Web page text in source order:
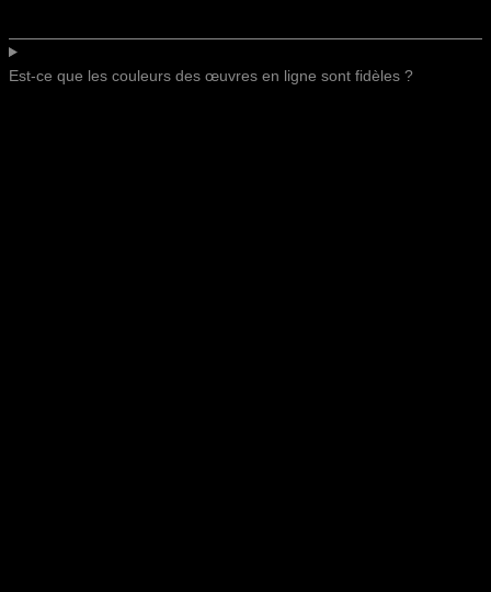
Est-ce que les couleurs des œuvres en ligne sont fidèles ?